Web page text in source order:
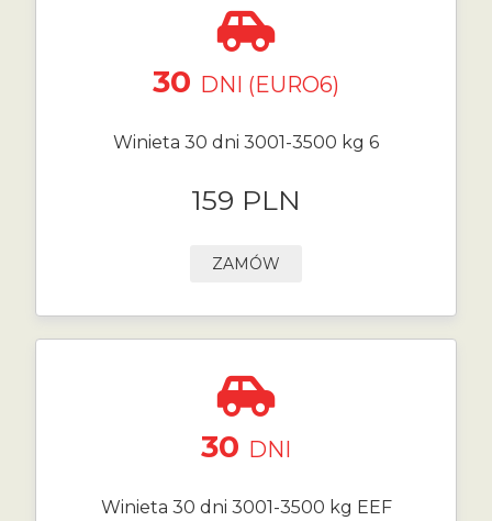
30 DNI (EURO6)
Winieta 30 dni 3001-3500 kg 6
159 PLN
ZAMÓW
30 DNI
Winieta 30 dni 3001-3500 kg EEF